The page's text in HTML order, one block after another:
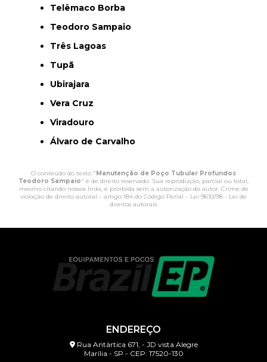
Telêmaco Borba
Teodoro Sampaio
Três Lagoas
Tupã
Ubirajara
Vera Cruz
Viradouro
Álvaro de Carvalho
O conteúdo do texto "Manutenção de Poço Tubular Profundos
Teodoro Sampaio" é de direito reservado. Sua reprodução, parcial ou total,
mesmo citando nossos links, é proibida sem a autorização do autor. Crime de
violação de direito autoral – artigo 184 do Código Penal – Lei 9610/98 - Lei de
direitos autorais.
ENDEREÇO
Rua Antártica 671, - JD vista Alegre
Marília - SP - CEP: 17520-130